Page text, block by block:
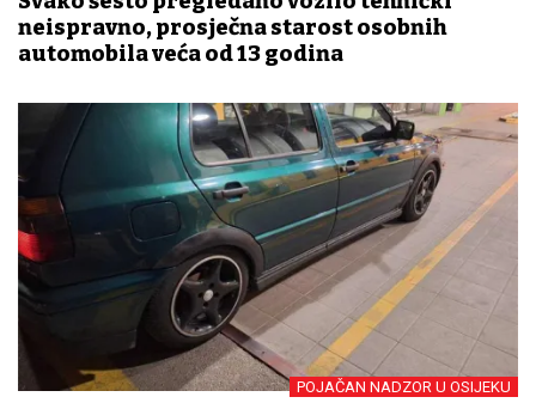
neispravno, prosječna starost osobnih
automobila veća od 13 godina
POJAČAN NADZOR U OSIJEKU